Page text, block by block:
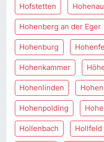
Hofstetten Hohenau
Hohenberg an der Eger
Hohenburg
Hohenkammer
Hohenlinden
Hohenpolding
Hollenbach Hollfeld